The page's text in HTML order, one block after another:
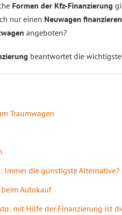
Formen der Kfz-Finanzierung
nur einen Neuwagen finanzieren
angeboten?
beantwortet die
Traumwagen
Immer die günstigste Alternative?
Autokauf
mit Hilfe der Finanzierung ist